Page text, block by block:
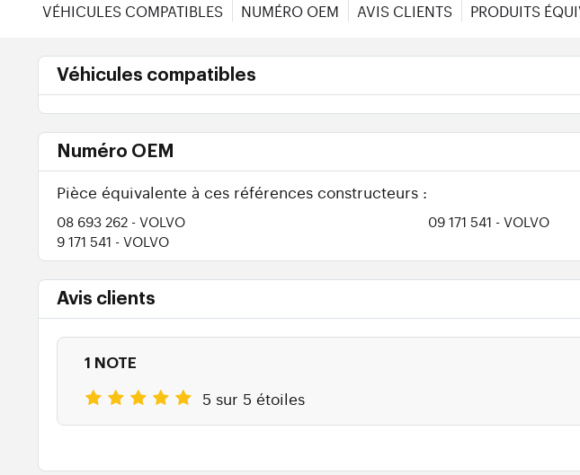
VÉHICULES COMPATIBLES NUMÉRO OEM AVIS CLIENTS PRODUITS
Véhicules compatibles
Numéro OEM
Pièce équivalente à ces références constructeurs :
08 693 262 - VOLVO 09 171 541 - VOLVO
9 171 541 - VOLVO
Avis clients
1 NOTE
5 sur 5 étoiles